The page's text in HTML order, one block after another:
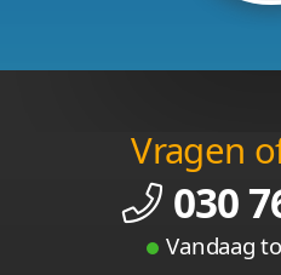
Vragen
030
Vandaag